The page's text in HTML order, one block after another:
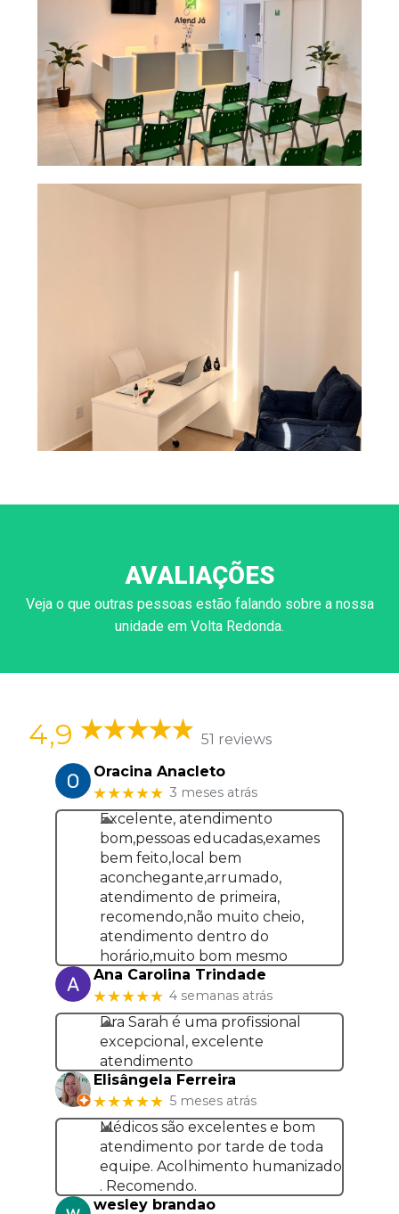
AVALIAÇÕES
Veja o que outras pessoas estão falando sobre a nossa
unidade em Volta Redonda.
4,9
51 reviews
Oracina Anacleto
★★★★★ 3 meses atrás
Excelente, atendimento
bom,pessoas educadas,exames
bem feito,local bem
aconchegante,arrumado,
atendimento de primeira,
recomendo,não muito cheio,
atendimento dentro do
horário,muito bom mesmo
Ana Carolina Trindade
★★★★★ 4 semanas atrás
Dra Sarah é uma profissional
excepcional, excelente
atendimento
Elisângela Ferreira
★★★★★ 5 meses atrás
Médicos são excelentes e bom
atendimento por tarde de toda
equipe. Acolhimento humanizado
. Recomendo.
wesley brandao